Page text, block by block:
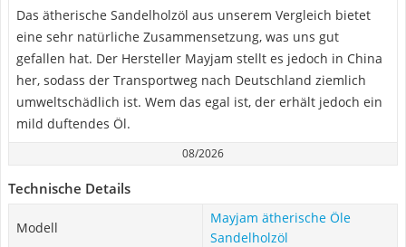
Das ätherische Sandelholzöl aus unserem Vergleich bietet
eine sehr natürliche Zusammensetzung, was uns gut
gefallen hat. Der Hersteller Mayjam stellt es jedoch in China
her, sodass der Transportweg nach Deutschland ziemlich
umweltschädlich ist. Wem das egal ist, der erhält jedoch ein
mild duftendes Öl.
08/2026
Technische Details
Modell
Mayjam ätherische Öle
Sandelholzöl